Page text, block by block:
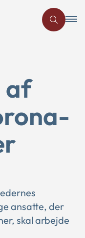
af
ansatte, der
skal arbejde